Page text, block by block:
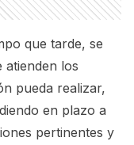
que tarde, se
atienden los
pueda realizar,
en plazo a
pertinentes y